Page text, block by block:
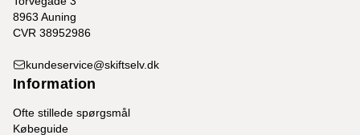
8963 Auning
CVR 38952986
kundeservice@skiftselv.dk
Information
Ofte stillede spørgsmål
Købeguide